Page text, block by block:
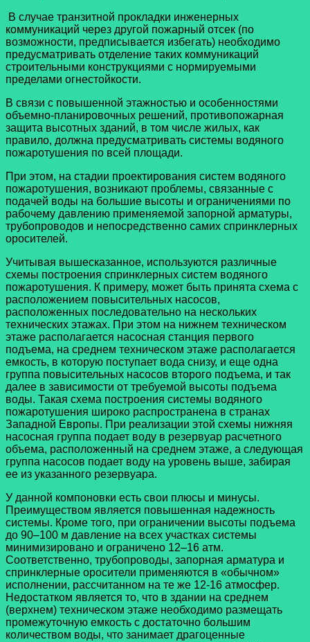
В случае транзитной прокладки инженерных
коммуникаций через другой пожарный отсек (по
возможности, предписывается избегать) необходимо
предусматривать отделение таких коммуникаций
строительными конструкциями с нормируемыми
пределами огнестойкости.
В связи с повышенной этажностью и особенностями
объемно-планировочных решений, противопожарная
защита высотных зданий, в том числе жилых, как
правило, должна предусматривать системы водяного
пожаротушения по всей площади.
При этом, на стадии проектирования систем водяного
пожаротушения, возникают проблемы, связанные с
подачей воды на большие высоты и ограничениями по
рабочему давлению применяемой запорной арматуры,
трубопроводов и непосредственно самих спринклерных
оросителей.
Учитывая вышесказанное, используются различные
схемы построения спринклерных систем водяного
пожаротушения. К примеру, может быть принята схема с
расположением повысительных насосов,
расположенных последовательно на нескольких
технических этажах. При этом на нижнем техническом
этаже располагается насосная станция первого
подъема, на среднем техническом этаже располагается
емкость, в которую поступает вода снизу, и еще одна
группа повысительных насосов второго подъема, и так
далее в зависимости от требуемой высоты подъема
воды. Такая схема построения системы водяного
пожаротушения широко распространена в странах
Западной Европы. При реализации этой схемы нижняя
насосная группа подает воду в резервуар расчетного
объема, расположенный на среднем этаже, а следующая
группа насосов подает воду на уровень выше, забирая
ее из указанного резервуара.
У данной компоновки есть свои плюсы и минусы.
Преимуществом является повышенная надежность
системы. Кроме того, при ограничении высоты подъема
до 90–100 м давление на всех участках системы
минимизировано и ограничено 12–16 атм.
Соответственно, трубопроводы, запорная арматура и
спринклерные оросители применяются в «обычном»
исполнении, рассчитанном на те же 12-16 атмосфер.
Недостатком является то, что в здании на среднем
(верхнем) техническом этаже необходимо размещать
промежуточную емкость с достаточно большим
количеством воды, что занимает драгоценные